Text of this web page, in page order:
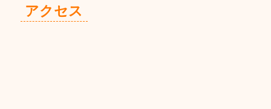
アクセス